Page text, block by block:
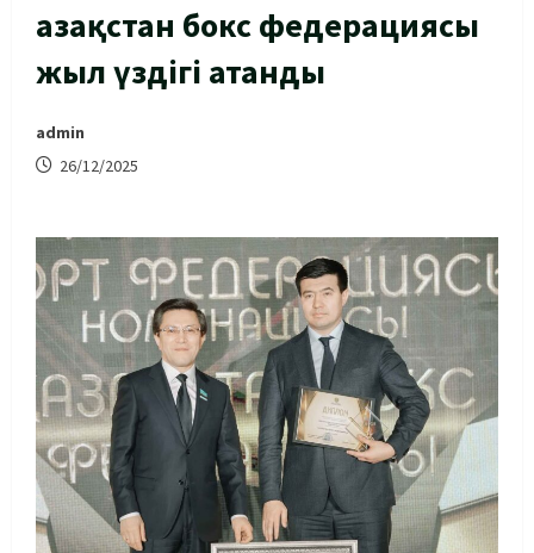
Қазақстан бокс федерациясы
жыл үздігі атанды
admin
26/12/2025